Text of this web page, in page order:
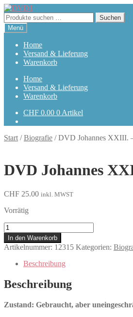
Zur
Navigation
springen
Zum
Inhalt
springen
Suchen
nach:
Suchen
Menü
Home
Versand & Lieferung
Warenkorb
Home
Versand & Lieferung
Warenkorb
CHF 0.00 0 Artikel
Start /Biografie /DVD Johannes XXIII.
DVD Johannes
CHF 25.00 inkl. MWST
Vorrätig
Johannes
XXIII.
-
Für
eine
in
Frieden
In den Warenkorb
Artikelnummer: 12315 Kategorien:
Beschreibung
Beschreibung
Zustand: Gebraucht, aber